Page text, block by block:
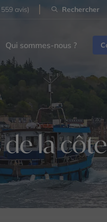
avis) Rechercher
Qui sommes-nous ?
la